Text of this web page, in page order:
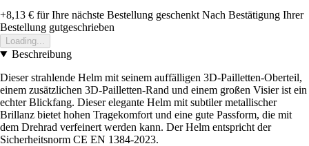
+8,13 € für Ihre nächste Bestellung geschenkt Nach Bestätigung Ihrer
Bestellung gutgeschrieben
Loading...
Beschreibung
Dieser strahlende Helm mit seinem auffälligen 3D-Pailletten-Oberteil,
einem zusätzlichen 3D-Pailletten-Rand und einem großen Visier ist ein
echter Blickfang. Dieser elegante Helm mit subtiler metallischer
Brillanz bietet hohen Tragekomfort und eine gute Passform, die mit
dem Drehrad verfeinert werden kann. Der Helm entspricht der
Sicherheitsnorm CE EN 1384-2023.